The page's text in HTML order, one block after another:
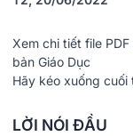
Xem chi tiết file
bản Giáo Dục
Hãy kéo xuống cuối
LỜI NÓI ĐẦU